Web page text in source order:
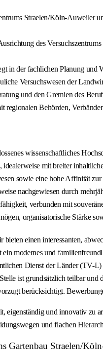
Straelen/Köln-Auweiler
des
in der fachlichen Planung und
Versuchswesen der
und den Gremien des
regionalen Behörden,
wissenschaftliches
mit breiter
sowie eine hohe Affinität
nachgewiesen durch
verbunden mit
organisatorische Stärke
bieten einen interessanten,
modernes und
Dienst der Länder (TV-
ist grundsätzlich teilbar
berücksichtigt.
eigenständig und innovativ zu
und flachen
Gartenbau Straelen/